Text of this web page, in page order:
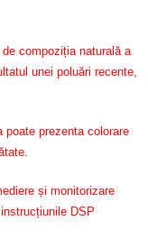
compoziția naturală a
unei poluări recente,
poate prezenta colorare
și monitorizare
DSP